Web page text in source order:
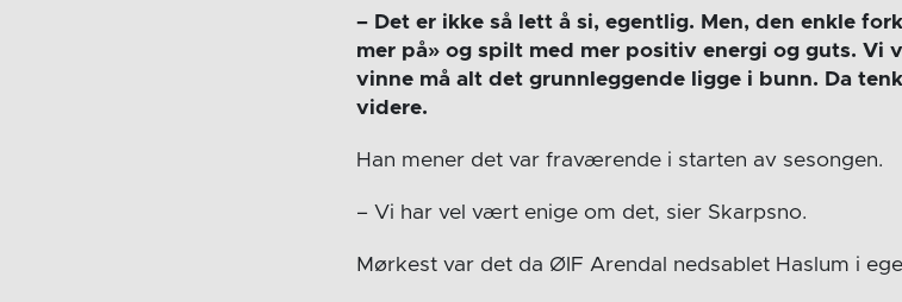
– Det er ikke så lett å si, egentlig. Men, den enkle
mer på» og spilt med mer positiv energi og guts. Vi
vinne må alt det grunnleggende ligge i bunn. Da
videre.
Han mener det var fraværende i starten av sesongen.
– Vi har vel vært enige om det, sier Skarpsno.
Mørkest var det da ØIF Arendal nedsablet Haslum i